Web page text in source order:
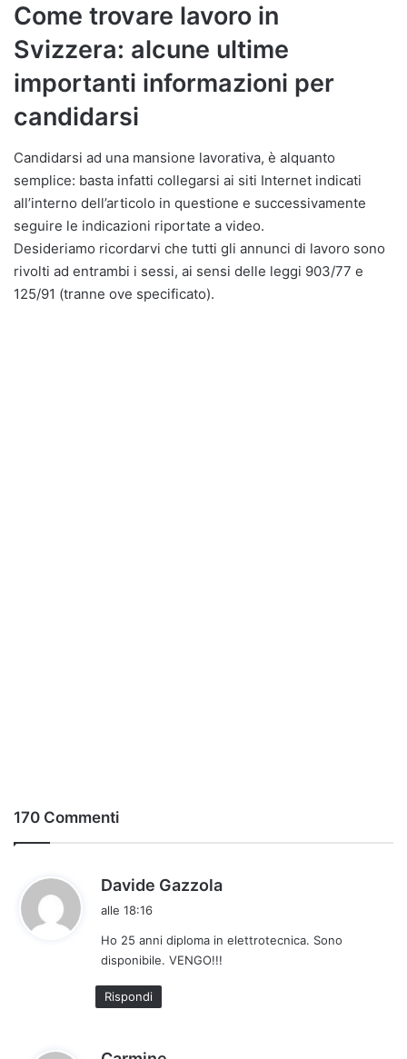
Come trovare lavoro in
Svizzera: alcune ultime
importanti informazioni per
candidarsi
Candidarsi ad una mansione lavorativa, è alquanto
semplice: basta infatti collegarsi ai siti Internet indicati
all’interno dell’articolo in questione e successivamente
seguire le indicazioni riportate a video.
Desideriamo ricordarvi che tutti gli annunci di lavoro sono
rivolti ad entrambi i sessi, ai sensi delle leggi 903/77 e
125/91 (tranne ove specificato).
170 Commenti
Davide Gazzola
e
alle 18:16
Ho 25 anni diploma in elettrotecnica. Sono
disponibile. VENGO!!!
Rispondi